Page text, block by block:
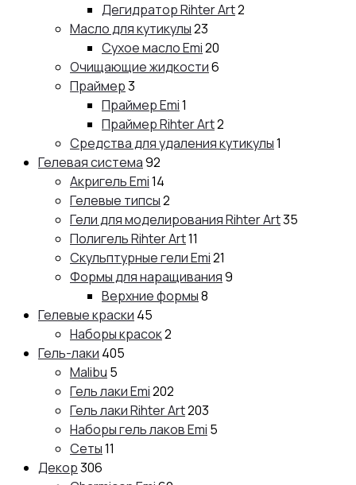
Дегидратор Rihter Art2
Масло для кутикулы23
Сухое масло Emi20
Очищающие жидкости6
Праймер3
Праймер Emi1
Праймер Rihter Art2
Средства для удаления кутикулы1
Гелевая система92
Акригель Emi14
Гелевые типсы2
Гели для моделирования Rihter Art35
Полигель Rihter Art11
Скульптурные гели Emi21
Формы для наращивания9
Верхние формы8
Гелевые краски 45
Наборы красок2
Гель-лаки 405
Malibu 5
Гель лаки Emi202
Гель лаки Rihter Art203
Наборы гель лаков Emi 5
Сеты11
Декор306